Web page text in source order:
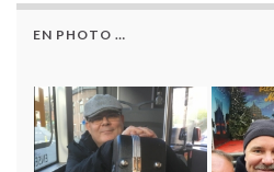
EN PHOTO …